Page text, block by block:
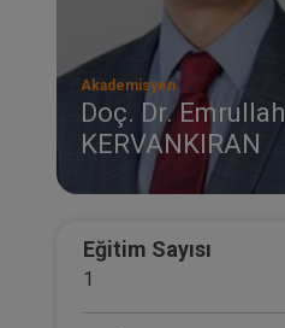
Akademisyen
Doç. Dr. Emrullah
KERVANKIRAN
Eğitim Sayısı
1